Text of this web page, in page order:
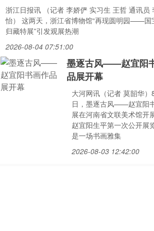
浙江日报讯 （记者 李娇俨 实习生 王哲 通讯员
怡） 这两天，浙江省博物馆“再现圆明园——国
归藏特展”引发观展热潮
2026-08-04 07:51:00
墨逐古风——赵宜阳
品展开幕
大河网讯（记者 莫韶华）
日，墨逐古风——赵宜阳
展在河南省文联美术馆开
赵宜阳生平第一次公开展
是一场书画雅集
2026-08-03 12:42:00